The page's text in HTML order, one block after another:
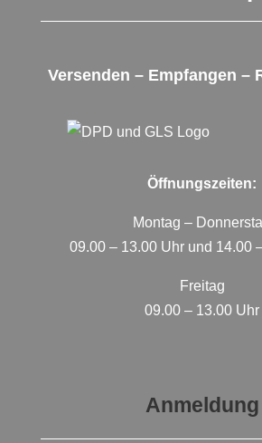
Versenden – Empfangen –
Öffnungszeiten:
Montag –
09.00 – 13.00 Uhr und 14.00
Freitag
09.00 – 13.00 Uhr
Anmeldung